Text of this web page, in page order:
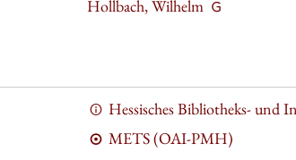
Hollbach, Wilhelm
Hessisches Bibliotheks- und
METS (OAI-PMH)